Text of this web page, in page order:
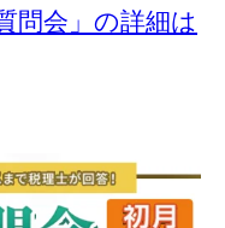
問会」の詳細は